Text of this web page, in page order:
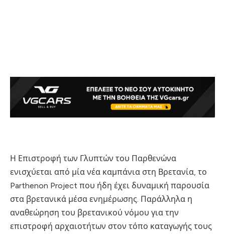
Η Επιστροφή των Γλυπτών του Παρθενώνα
ενισχύεται από μία νέα καμπάνια στη Βρετανία, το
Parthenon Project που ήδη έχει δυναμική παρουσία
στα βρετανικά μέσα ενημέρωσης. Παράλληλα η
αναθεώρηση του βρετανικού νόμου για την
επιστροφή αρχαιοτήτων στον τόπο καταγωγής τους